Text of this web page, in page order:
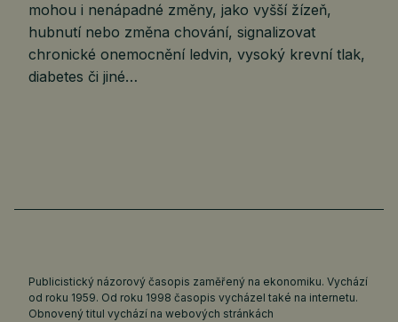
mohou i nenápadné změny, jako vyšší žízeň,
hubnutí nebo změna chování, signalizovat
chronické onemocnění ledvin, vysoký krevní tlak,
diabetes či jiné…
Publicistický názorový časopis zaměřený na ekonomiku. Vychází
od roku 1959. Od roku 1998 časopis vycházel také na internetu.
Obnovený titul vychází na webových stránkách